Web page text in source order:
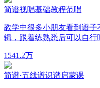
简谱视唱基础教程范唱
教学中很多小朋友看到谱
辑，跟着练熟悉后可以自行
1541.2万
简谱·五线谱识谱启蒙课